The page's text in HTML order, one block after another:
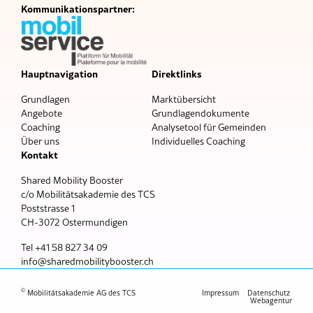
Kommunikationspartner:
Hauptnavigation
Grundlagen
Angebote
Coaching
Über uns
Direktlinks
Marktübersicht
Grundlagendokumente
Analysetool für Gemeinden
Individuelles Coaching
Kontakt
Shared Mobility Booster
c/o Mobilitätsakademie des TCS
Poststrasse 1
CH-3072 Ostermundigen
Tel +41 58 827 34 09
nf
sh r dm b ltyb st rch
© Mobilitätsakademie AG des TCS Impressum
Datenschutz
Webagentur